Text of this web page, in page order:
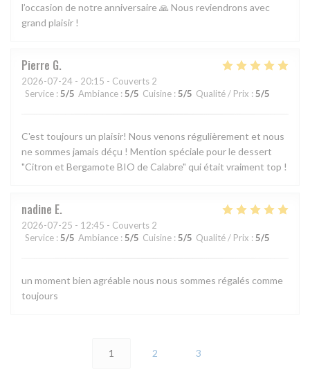
l’occasion de notre anniversaire 🙏 Nous reviendrons avec
grand plaisir !
Pierre G
2026-07-24 - 20:15 - Couverts 2
Service : 5/5 Ambiance : 5/5 Cuisine : 5/5 Qualité / Prix : 5/5
C'est toujours un plaisir! Nous venons régulièrement et nous
ne sommes jamais déçu ! Mention spéciale pour le dessert
"Citron et Bergamote BIO de Calabre" qui était vraiment top !
nadine E
2026-07-25 - 12:45 - Couverts 2
Service : 5/5 Ambiance : 5/5 Cuisine : 5/5 Qualité / Prix : 5/5
un moment bien agréable nous nous sommes régalés comme
toujours
1 2 3